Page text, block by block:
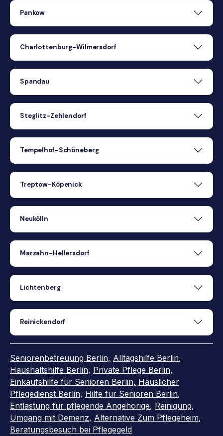
Pankow
Charlottenburg-Wilmersdorf
Spandau
Steglitz-Zehlendorf
Tempelhof-Schöneberg
Treptow-Köpenick
Neukölln
Marzahn-Hellersdorf
Lichtenberg
Reinickendorf
Seniorenbetreuung Berlin, Alltagshilfe Berlin,
Haushaltshilfe Berlin, Private Pflege Berlin,
Einkaufshilfe für Senioren Berlin, Häuslicher
Pflegedienst Berlin, Hilfe für Senioren Berlin,
Entlastung für pflegende Angehörige, Reinigung,
Umgang mit Demenz, Alternative Zum Pflegeheim,
Beratungsbesuch bei Pflegegeld